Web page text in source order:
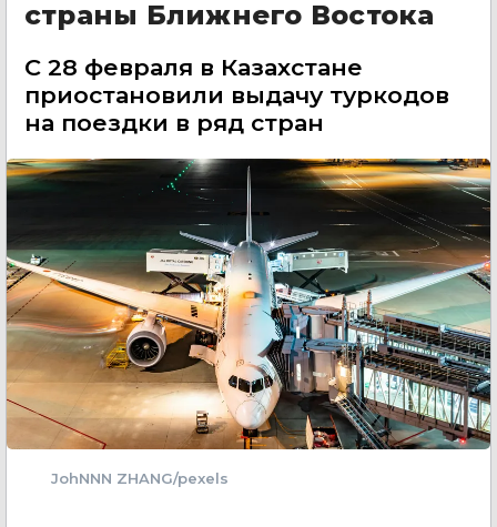
страны Ближнего Востока
С 28 февраля в Казахстане
приостановили выдачу туркодов
на поездки в ряд стран
JohNNN ZHANG/pexels